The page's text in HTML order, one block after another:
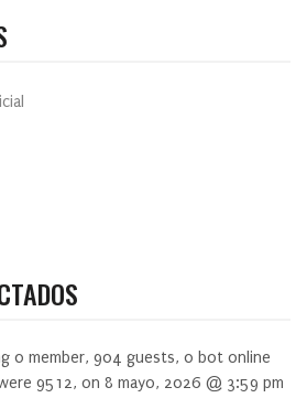
0 member, 904 guests, 0 bot online
9512, on 8 mayo, 2026 @ 3:59 pm